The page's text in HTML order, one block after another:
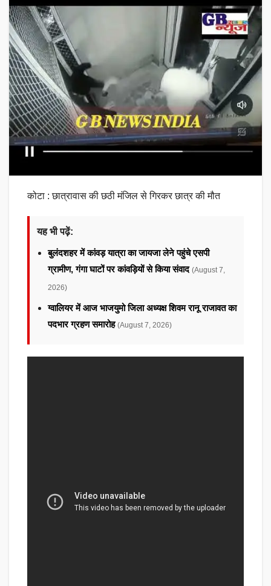
कोटा : छात्रावास की छठी मंजिल से गिरकर छात्र की मौत
यह भी पढ़ें:
बुलंदशहर में कांवड़ यात्रा का जायजा लेने पहुंचे एसपी
ग्रामीण, गंगा घाटों पर कांवड़ियों से किया संवाद (August 7,
2026)
ग्वालियर में आज भाजयुमो जिला अध्यक्ष शिवम रानू राजावत का
पदभार ग्रहण समारोह (August 7, 2026)